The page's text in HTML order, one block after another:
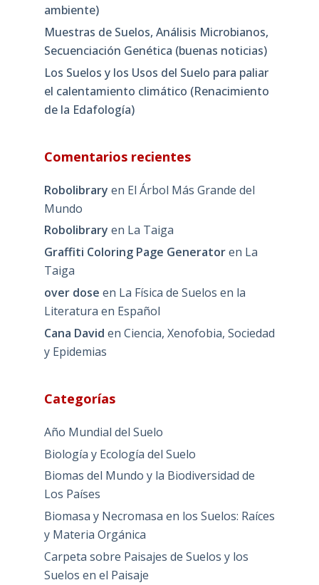
ambiente)
Muestras de Suelos, Análisis Microbianos,
Secuenciación Genética (buenas noticias)
Los Suelos y los Usos del Suelo para paliar
el calentamiento climático (Renacimiento
de la Edafología)
Comentarios recientes
Robolibrary en El Árbol Más Grande del
Mundo
Robolibrary en La Taiga
Graffiti Coloring Page Generatoren La
Taiga
over dose en La Física de Suelos en la
Literatura en Español
Cana David en Ciencia, Xenofobia, Sociedad
y Epidemias
Categorías
Año Mundial del Suelo
Biología y Ecología del Suelo
Biomas del Mundo y la Biodiversidad de
Los Países
Biomasa y Necromasa en los Suelos: Raíces
y Materia Orgánica
Carpeta sobre Paisajes de Suelos y los
Suelos en el Paisaje